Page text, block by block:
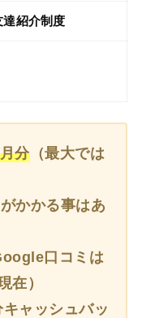
達紹介制度
分（最大では
かかる事はあ
口コミは
在）
ャッシュバッ